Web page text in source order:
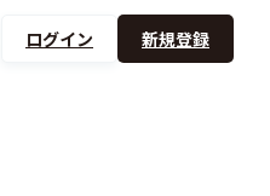
ログイン 新規登録